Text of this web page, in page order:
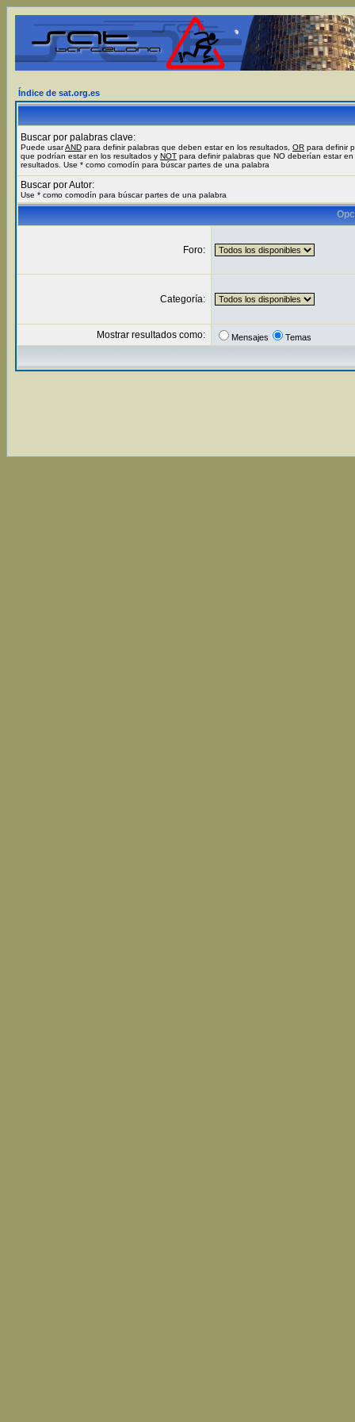
Índice de sat.org.es
Buscar por palabras clave:
Puede usarAND para definir palabras que deben estar en los resultados, OR para definir
que podrían estar en los resultados y NOT para definir palabras que NO deberían estar en
resultados. Use * como comodín para búscar partes de una palabra
Buscar por Autor:
Use * como comodín para búscar partes de una palabra
Foro:
Categoría:
Mostrar resultados como: Mensajes Temas